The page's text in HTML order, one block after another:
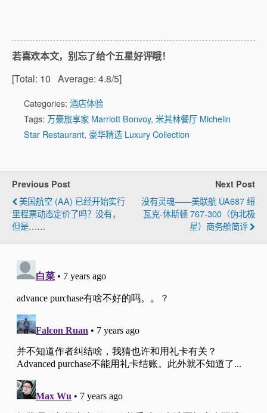
若喜欢本文，别忘了给个五星好评哦！
[Total: 10 Average: 4.8/5]
Categories: 酒店体验
Tags: 万豪旅享家 Marriott Bonvoy, 米其林餐厅 Michelin
Star Restaurant, 豪华精选 Luxury Collection
Previous Post
美国航空 (AA) 已经开始实行
里程票动态定价了吗？没有，
但是……
Next Post
没有灵魂——美联航 UA687 纽
瓦克-休斯顿 767-300（伪北极
星）商务舱简评